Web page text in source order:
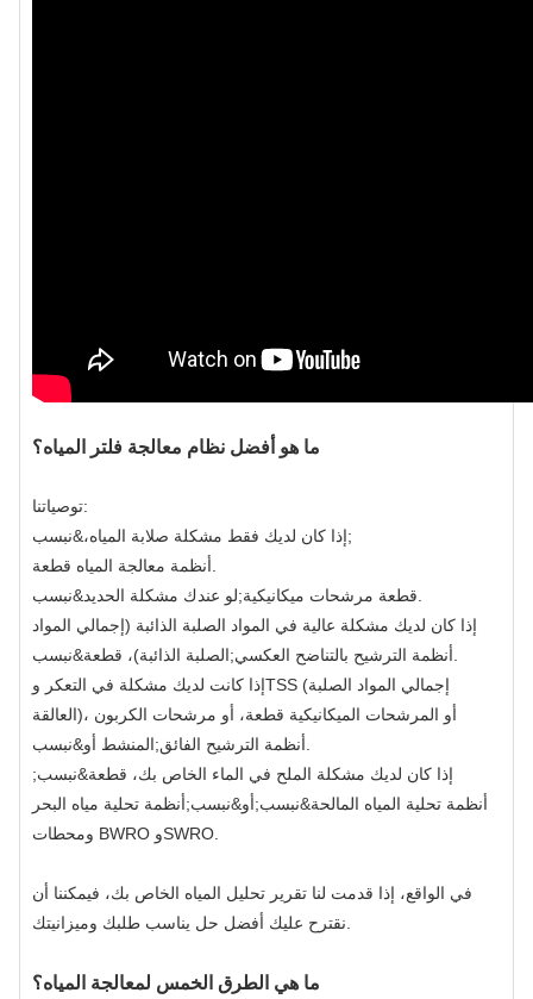
ما هو أفضل نظام معالجة فلتر المياه؟
توصياتنا:
إذا كان لديك فقط مشكلة صلابة المياه،&نبسب;
أنظمة معالجة المياه قطعة
لو عندك مشكلة الحديد&نبسب;قطعة مرشحات ميكانيكية
إذا كان لديك مشكلة عالية في المواد الصلبة الذائبة (إجمالي المواد
الصلبة الذائبة)، قطعة&نبسب;أنظمة الترشيح بالتناضح العكسي
إذا كانت لديك مشكلة في التعكر وTSS (إجمالي المواد الصلبة
العالقة)، أو المرشحات الميكانيكية قطعة، أو مرشحات الكربون
المنشط أو&نبسب;أنظمة الترشيح الفائق
إذا كان لديك مشكلة الملح في الماء الخاص بك، قطعة&نبسب;
أنظمة تحلية المياه المالحة&نبسب;أو&نبسب;أنظمة تحلية مياه البحر
ومحطات BWRO وSWRO.
في الواقع، إذا قدمت لنا تقرير تحليل المياه الخاص بك، فيمكننا أن
ما هي الطرق الخمس لمعالجة المياه؟